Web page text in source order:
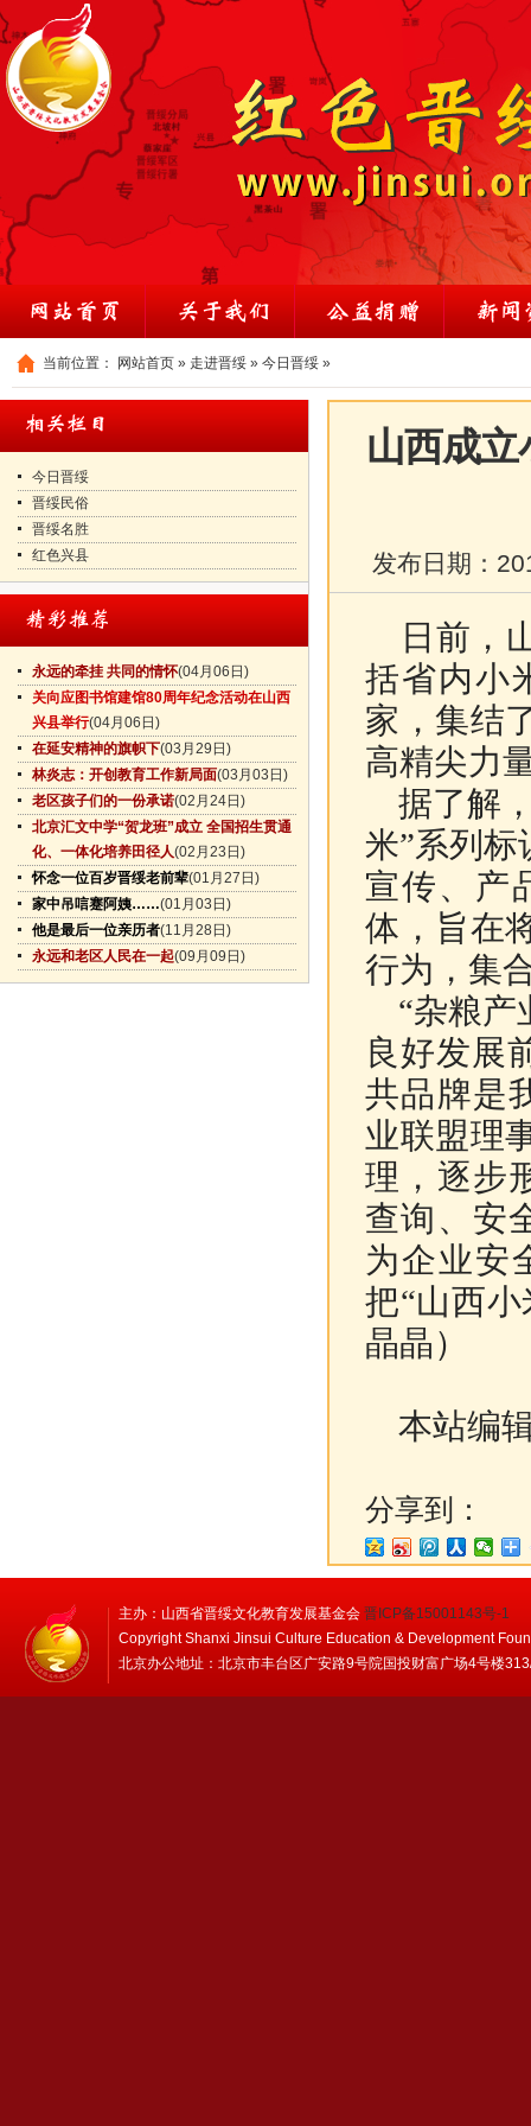
当前位置： 网站首页 » 走进晋绥 » 今日晋绥 »
今日晋绥
晋绥民俗
晋绥名胜
红色兴县
永远的牵挂 共同的情怀(04月06日)
关向应图书馆建馆80周年纪念活动在山西
兴县举行(04月06日)
在延安精神的旗帜下(03月29日)
林炎志：开创教育工作新局面(03月03日)
老区孩子们的一份承诺(02月24日)
北京汇文中学“贺龙班”成立 全国招生贯通
化、一体化培养田径人(02月23日)
怀念一位百岁晋绥老前辈(01月27日)
家中吊唁蹇阿姨……(01月03日)
他是最后一位亲历者(11月28日)
永远和老区人民在一起(09月09日)
山西成立
发布日期：
日前，
括省内小
家，集结
高精尖力
据了解
米”系列标
宣传、产
体，旨在
行为，集
“杂粮产
良好发展
共品牌是
业联盟理
理，逐步
查询、安
为企业安
把“山西
晶晶）
本站编
分享到：
主办：山西省晋绥文化教育发展基金会 晋ICP备15001143号-1
Copyright Shanxi Jinsui Culture Education & Development
北京办公地址：北京市丰台区广安路9号院国投财富广场4号楼